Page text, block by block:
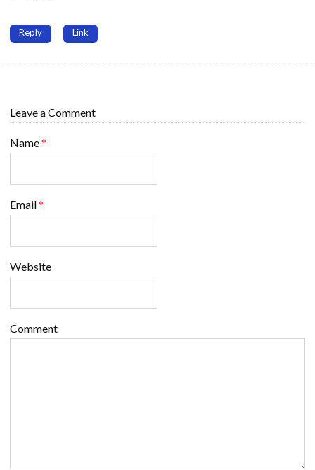
Reply Link
Leave a Comment
Name*
Email*
Website
Comment